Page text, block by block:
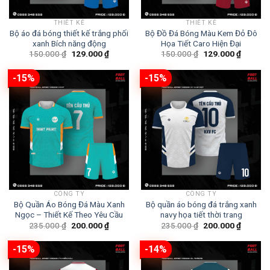
THIẾT KẾ
Bộ áo đá bóng thiết kế trắng phối
xanh Bích năng động
150.000₫ Giá
là:
129.000₫Giá
hiện
tại
là:
129.000 ₫.
THIẾT KẾ
Bộ Đồ Đá Bóng Màu Kem Đỏ Đô
Họa Tiết Caro Hiện Đại
150.000₫ Giá
là:
129.000₫Giá
hiện
tại
là:
-15%
CÔNG TY
Bộ Quần Áo Bóng Đá Màu Xanh
Ngọc – Thiết Kế Theo Yêu Cầu
235.000₫ Giá
là:
200.000₫Giá
hiện
tại
là:
200.000 ₫.
-15%
CÔNG TY
Bộ quần áo bóng đá trắng xanh
navy họa tiết thời trang
235.000₫ Giá
là:
200.000₫Giá
hiện
tại
là:
-15% -14%